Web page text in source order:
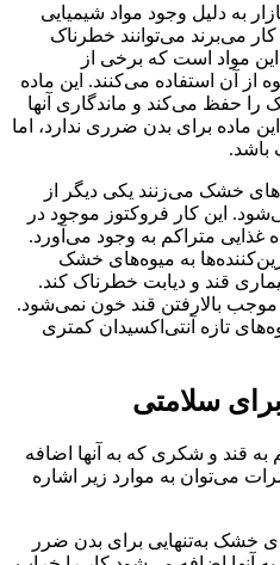
به دلیل وجود مواد شیمیایی
می‌برند می‌توانند خطرناک
مواد است که برخی از
از آن استفاده می‌کنند. این ماده
حفظ می‌کند و ماندگاری آنها
ماده برای بدن ضرری ندارد، اما
باشد.
خشک می‌زنند یکی دیگر از
این کار فروکتوز موجود در
غذایی متراکم به وجود می‌آورد.
به میوه‌های خشک
بیماری قند و دیابت خطرناک کند.
موجب بالارفتن قند خون نمی‌شود.
تازه آنتی‌اکسیدان کمتری
سلامتی
قند و شکری که به آنها اضافه
می‌توان به موارد زیر اشاره
خشک به‌تنهایی برای بدن ضرر